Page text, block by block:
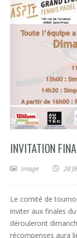
INVITATION
Image 28
Le comité de
inviter aux finales
dérouleront
récompenses aura